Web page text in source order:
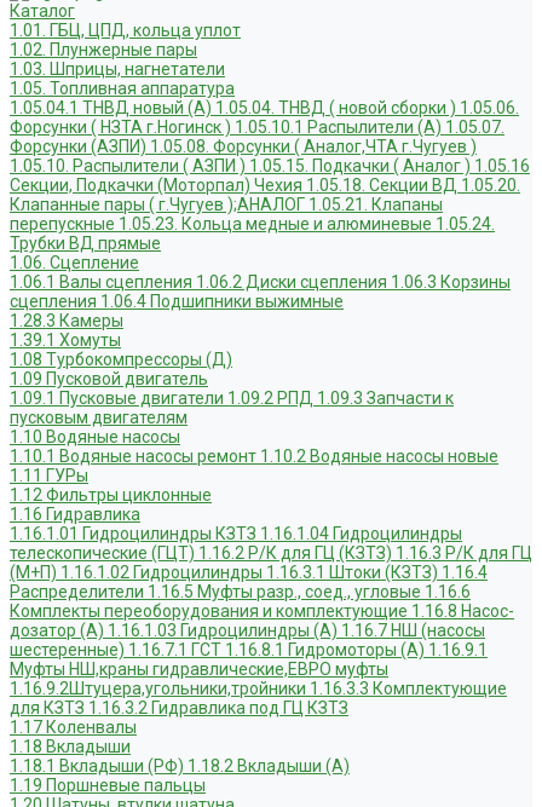
Каталог
1.01. ГБЦ, ЦПД, кольца уплот
1.02. Плунжерные пары
1.03. Шприцы, нагнетатели
1.05. Топливная аппаратура
1.05.04.1 ТНВД новый (А) 1.05.04. ТНВД ( новой сборки ) 1.05.06.
Форсунки ( НЗТА г.Ногинск ) 1.05.10.1 Распылители (А) 1.05.07.
Форсунки (АЗПИ) 1.05.08. Форсунки ( Аналог,ЧТА г.Чугуев )
1.05.10. Распылители ( АЗПИ ) 1.05.15. Подкачки ( Аналог ) 1.05.16
Секции, Подкачки (Моторпал) Чехия 1.05.18. Секции ВД 1.05.20.
Клапанные пары ( г.Чугуев );АНАЛОГ 1.05.21. Клапаны
перепускные 1.05.23. Кольца медные и алюминевые 1.05.24.
Трубки ВД прямые
1.06. Сцепление
1.06.1 Валы сцепления 1.06.2 Диски сцепления 1.06.3 Корзины
сцепления 1.06.4 Подшипники выжимные
1.28.3 Камеры
1.39.1 Хомуты
1.08 Турбокомпрессоры (Д)
1.09 Пусковой двигатель
1.09.1 Пусковые двигатели 1.09.2 РПД 1.09.3 Запчасти к
пусковым двигателям
1.10 Водяные насосы
1.10.1 Водяные насосы ремонт 1.10.2 Водяные насосы новые
1.11 ГУРы
1.12 Фильтры циклонные
1.16 Гидравлика
1.16.1.01 Гидроцилиндры КЗТЗ 1.16.1.04 Гидроцилиндры
телескопические (ГЦТ) 1.16.2 Р/К для ГЦ (КЗТЗ) 1.16.3 Р/К для ГЦ
(М+П) 1.16.1.02 Гидроцилиндры 1.16.3.1 Штоки (КЗТЗ) 1.16.4
Распределители 1.16.5 Муфты разр., соед., угловые 1.16.6
Комплекты переоборудования и комплектующие 1.16.8 Насос-
дозатор (А) 1.16.1.03 Гидроцилиндры (А) 1.16.7 НШ (насосы
шестеренные) 1.16.7.1 ГСТ 1.16.8.1 Гидромоторы (А) 1.16.9.1
Муфты НШ,краны гидравлические,ЕВРО муфты
1.16.9.2Штуцера,угольники,тройники 1.16.3.3 Комплектующие
для КЗТЗ 1.16.3.2 Гидравлика под ГЦ КЗТЗ
1.17 Коленвалы
1.18 Вкладыши
1.18.1 Вкладыши (РФ) 1.18.2 Вкладыши (А)
1.19 Поршневые пальцы